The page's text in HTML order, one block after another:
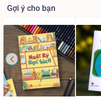
Gợi ý cho bạn